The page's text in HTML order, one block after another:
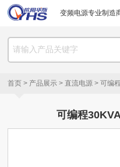
变频电源专业制造
首页 > 产品展示 >直流电源 >可编
可编程